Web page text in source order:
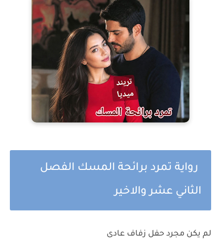
رواية تمرد برائحة المسك الفصل
الثاني عشر والاخير
لم يكن مجرد حفل زفاف عادى